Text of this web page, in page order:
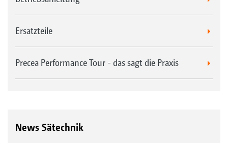
Ersatzteile
Precea Performance Tour - das sagt die Praxis
News Sätechnik